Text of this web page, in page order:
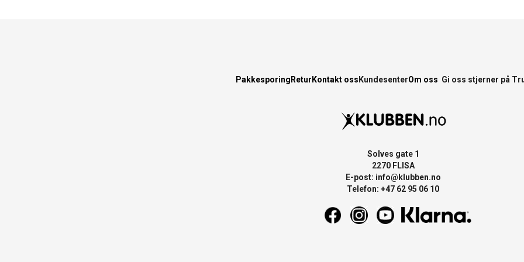
Pakkesporing Retur Kontakt oss KundesenterOm oss Gi oss stjerner på
Solves gate 1
2270 FLISA
E-post: info@klubben.no
Telefon: +47 62 95 06 10